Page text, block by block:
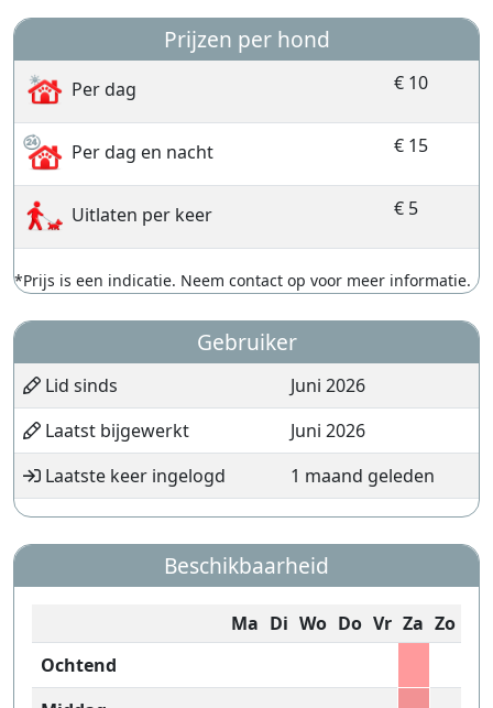
Prijzen per hond
Per dag € 10
Per dag en nacht € 15
Uitlaten per keer € 5
*Prijs is een indicatie. Neem contact op voor meer informatie.
Gebruiker
Lid sinds
Juni 2026
Laatst bijgewerkt
Juni 2026
Laatste keer ingelogd
1 maand geleden
Beschikbaarheid
Ma Di Wo Do Vr Za Zo
Ochtend